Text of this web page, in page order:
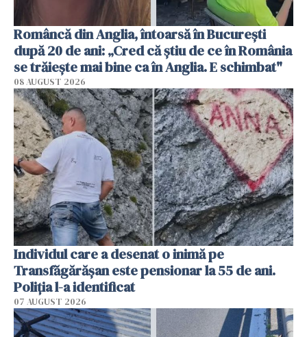
Româncă din Anglia, întoarsă în București
după 20 de ani: „Cred că știu de ce în România
se trăiește mai bine ca în Anglia. E schimbat"
08 AUGUST 2026
Individul care a desenat o inimă pe
Transfăgărășan este pensionar la 55 de ani.
Poliția l-a identificat
07 AUGUST 2026